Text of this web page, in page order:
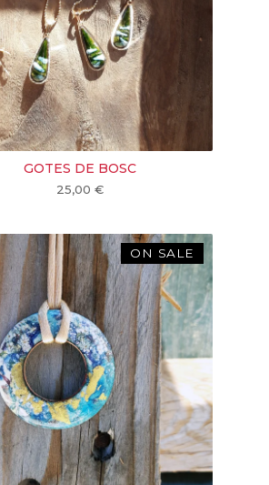
GOTES DE BOSC
25,00€
ON SALE